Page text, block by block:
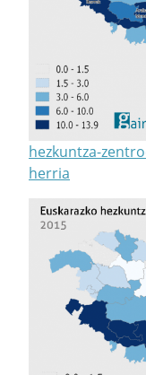
hezkuntza-
herria